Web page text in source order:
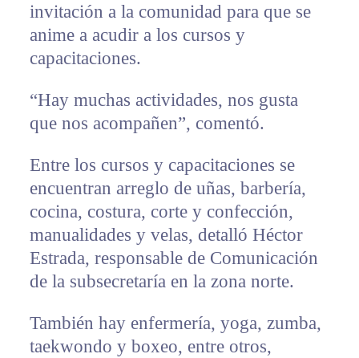
invitación a la comunidad para que se
anime a acudir a los cursos y
capacitaciones.
“Hay muchas actividades, nos gusta
que nos acompañen”, comentó.
Entre los cursos y capacitaciones se
encuentran arreglo de uñas, barbería,
cocina, costura, corte y confección,
manualidades y velas, detalló Héctor
Estrada, responsable de Comunicación
de la subsecretaría en la zona norte.
También hay enfermería, yoga, zumba,
taekwondo y boxeo, entre otros,